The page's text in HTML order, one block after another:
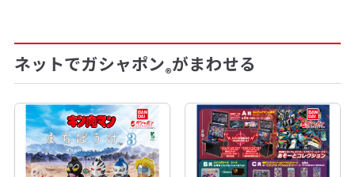
ネットでガシャポン®がまわせる